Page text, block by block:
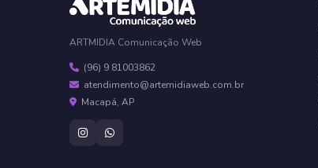
ARTMIDIA Comunicação Web
(96) 9 81003862
atendimento@artemidiaweb.com.br
Macapá, AP